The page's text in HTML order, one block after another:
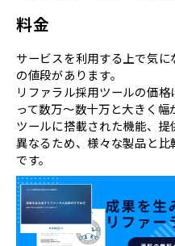
料金
サービスを利用する上で気
の値段があります。
リファラル採用ツールの価
って数万〜数十万と大きく幅
ツールに搭載された機能、
異なるため、様々な製品と
です。